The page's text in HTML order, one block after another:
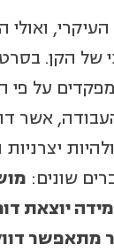
ואולי
הקן. בסרט
על
אשר
יצרניות
שונים:
יוצאת
מתאפשר